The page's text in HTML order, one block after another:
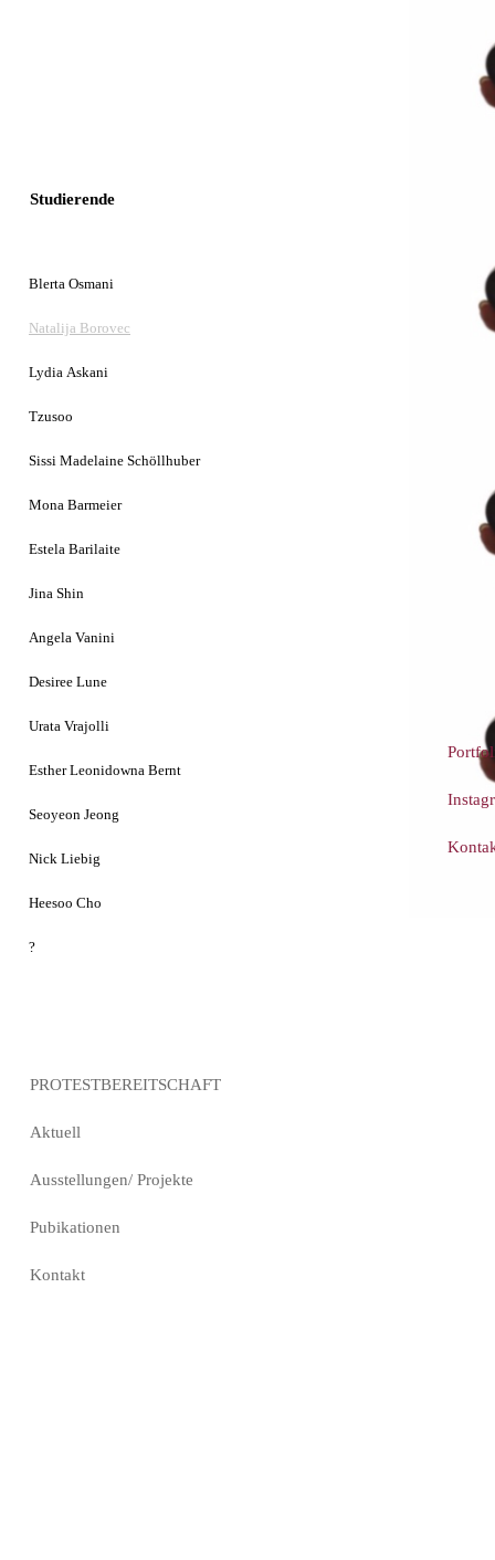
Blerta Osmani
Studierende
Natalija Borovec
Lydia Askani
Tzusoo
Sissi Madelaine Schöllhuber
Mona Barmeier
Estela Barilaite
Jina Shin
Angela Vanini
Desiree Lune
Urata Vrajolli
Esther Leonidowna Bernt
Seoyeon Jeong
Nick Liebig
Heesoo Cho
?
PROTESTBEREITSCHAFT
Aktuell
Ausstellungen/ Projekte
Pubikationen
Kontakt